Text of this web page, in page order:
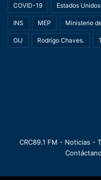
COVID-19 Estados Unidos
INS MEP Ministerio
OIJ Rodrigo Chaves.
CRC89.1 FM - Noticias -